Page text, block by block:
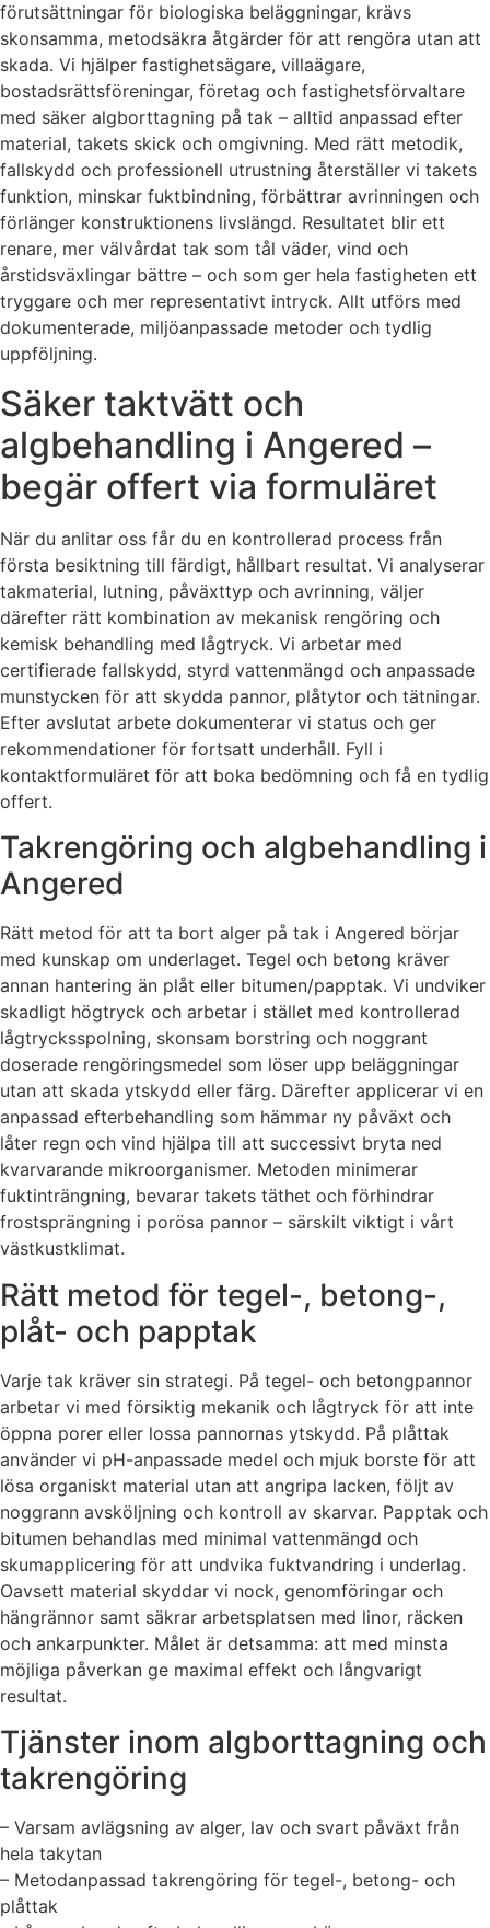
förutsättningar för biologiska beläggningar, krävs
skonsamma, metodsäkra åtgärder för att rengöra utan att
skada. Vi hjälper fastighetsägare, villaägare,
bostadsrättsföreningar, företag och fastighetsförvaltare
med säker algborttagning på tak – alltid anpassad efter
material, takets skick och omgivning. Med rätt metodik,
fallskydd och professionell utrustning återställer vi takets
funktion, minskar fuktbindning, förbättrar avrinningen och
förlänger konstruktionens livslängd. Resultatet blir ett
renare, mer välvårdat tak som tål väder, vind och
årstidsväxlingar bättre – och som ger hela fastigheten ett
tryggare och mer representativt intryck. Allt utförs med
dokumenterade, miljöanpassade metoder och tydlig
uppföljning.
Säker taktvätt och
algbehandling i Angered –
begär offert via formuläret
När du anlitar oss får du en kontrollerad process från
första besiktning till färdigt, hållbart resultat. Vi analyserar
takmaterial, lutning, påväxttyp och avrinning, väljer
därefter rätt kombination av mekanisk rengöring och
kemisk behandling med lågtryck. Vi arbetar med
certifierade fallskydd, styrd vattenmängd och anpassade
munstycken för att skydda pannor, plåtytor och tätningar.
Efter avslutat arbete dokumenterar vi status och ger
rekommendationer för fortsatt underhåll. Fyll i
kontaktformuläret för att boka bedömning och få en tydlig
offert.
Takrengöring och algbehandling i
Angered
Rätt metod för att ta bort alger på tak i Angered börjar
med kunskap om underlaget. Tegel och betong kräver
annan hantering än plåt eller bitumen/papptak. Vi undviker
skadligt högtryck och arbetar i stället med kontrollerad
lågtrycksspolning, skonsam borstring och noggrant
doserade rengöringsmedel som löser upp beläggningar
utan att skada ytskydd eller färg. Därefter applicerar vi en
anpassad efterbehandling som hämmar ny påväxt och
låter regn och vind hjälpa till att successivt bryta ned
kvarvarande mikroorganismer. Metoden minimerar
fuktinträngning, bevarar takets täthet och förhindrar
frostsprängning i porösa pannor – särskilt viktigt i vårt
västkustklimat.
Rätt metod för tegel-, betong-,
plåt- och papptak
Varje tak kräver sin strategi. På tegel- och betongpannor
arbetar vi med försiktig mekanik och lågtryck för att inte
öppna porer eller lossa pannornas ytskydd. På plåttak
använder vi pH-anpassade medel och mjuk borste för att
lösa organiskt material utan att angripa lacken, följt av
noggrann avsköljning och kontroll av skarvar. Papptak och
bitumen behandlas med minimal vattenmängd och
skumapplicering för att undvika fuktvandring i underlag.
Oavsett material skyddar vi nock, genomföringar och
hängrännor samt säkrar arbetsplatsen med linor, räcken
och ankarpunkter. Målet är detsamma: att med minsta
möjliga påverkan ge maximal effekt och långvarigt
resultat.
Tjänster inom algborttagning och
takrengöring
– Varsam avlägsning av alger, lav och svart påväxt från
hela takytan
– Metodanpassad takrengöring för tegel-, betong- och
plåttak